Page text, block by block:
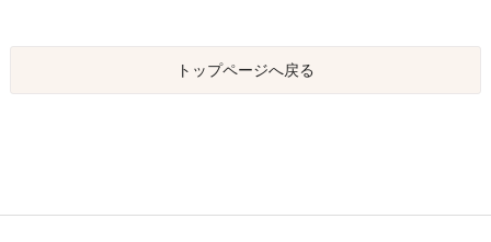
トップページへ戻る